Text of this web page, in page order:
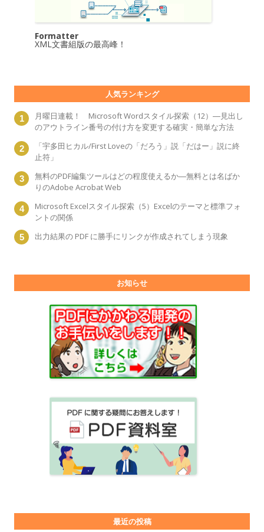
Formatter
XML文書組版の最高峰！
人気ランキング
月曜日連載！ Microsoft Wordスタイル探索（12）―見出し
のアウトライン番号の付け方を変更する確実・簡単な方法
「宇多田ヒカル/First Loveの「だろう」説「だはー」説に終
止符」
無料のPDF編集ツールはどの程度使えるか―無料とは名ばか
りのAdobe Acrobat Web
Microsoft Excelスタイル探索（5）Excelのテーマと標準フォ
ントの関係
出力結果の PDF に勝手にリンクが作成されてしまう現象
お知らせ
最近の投稿